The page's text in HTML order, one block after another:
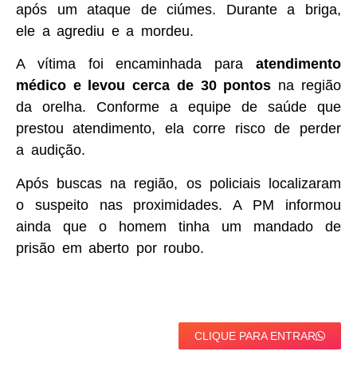
após um ataque de ciúmes. Durante a briga,
ele a agrediu e a mordeu.
A vítima foi encaminhada para atendimento
médico e levou cerca de 30 pontos na região
da orelha. Conforme a equipe de saúde que
prestou atendimento, ela corre risco de perder
a audição.
Após buscas na região, os policiais localizaram
o suspeito nas proximidades. A PM informou
ainda que o homem tinha um mandado de
prisão em aberto por roubo.
CLIQUE PARA ENTRAR